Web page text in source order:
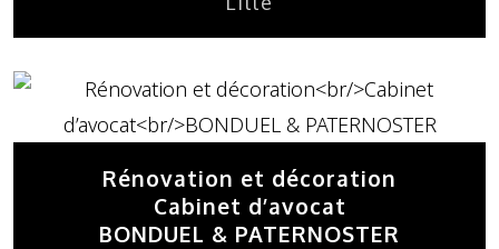
Rénovation et décoration
Cabinet d’avocat
BONDUEL & PATERNOSTER